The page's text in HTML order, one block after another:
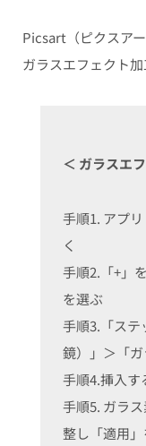
Picsart（ピクスア
ガラスエフェクト加
＜ ガラスエ
手順1. アプリ
く
手順2.「+」
を選ぶ
手順3.「ステ
鏡）」＞「
手順4.挿入す
手順5. ガラ
整し「適用